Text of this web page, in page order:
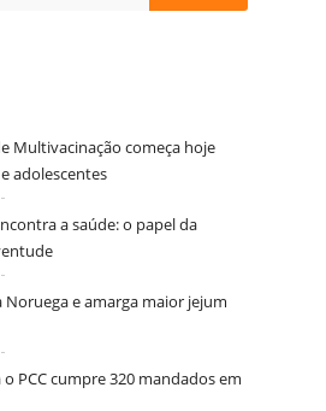
Multivacinação começa hoje
adolescentes
a saúde: o papel da
Noruega e amarga maior jejum
PCC cumpre 320 mandados em